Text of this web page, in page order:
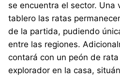
se encuentra el sector. Una
tablero las ratas
de la partida, pudiendo
entre las regiones.
contará con un peón de
explorador en la casa,